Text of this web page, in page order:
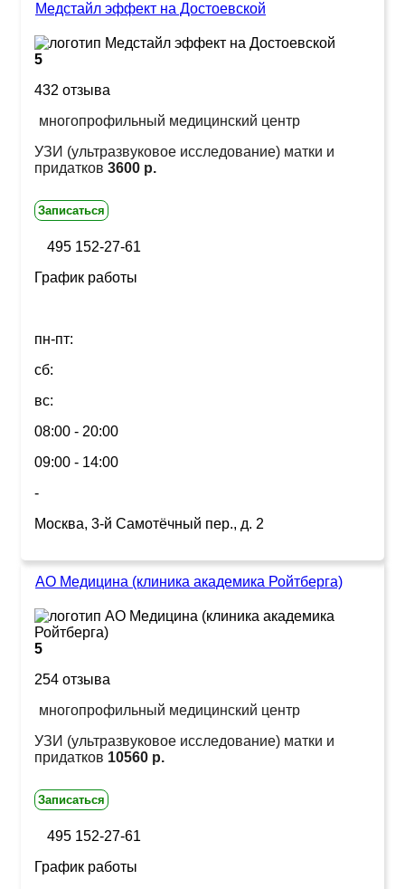
Медстайл эффект на Достоевской
5
432 отзыва
многопрофильный медицинский центр
УЗИ (ультразвуковое исследование) матки и
придатков 3600 р.
Записаться
495 152-27-61
График работы
пн-пт:
сб:
вс:
08:00 - 20:00
09:00 - 14:00
-
Москва, 3-й Самотёчный пер., д. 2
АО Медицина (клиника академика Ройтберга)
5
254 отзыва
многопрофильный медицинский центр
УЗИ (ультразвуковое исследование) матки и
придатков 10560 р.
Записаться
495 152-27-61
График работы